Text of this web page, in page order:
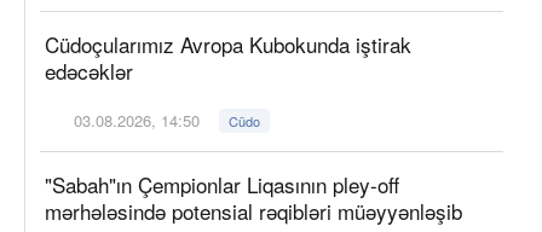
Cüdoçularımız Avropa Kubokunda iştirak
edəcəklər
03.08.2026, 14:50 Cüdo
"Sabah"ın Çempionlar Liqasının pley-off
mərhələsində potensial rəqibləri müəyyənləşib